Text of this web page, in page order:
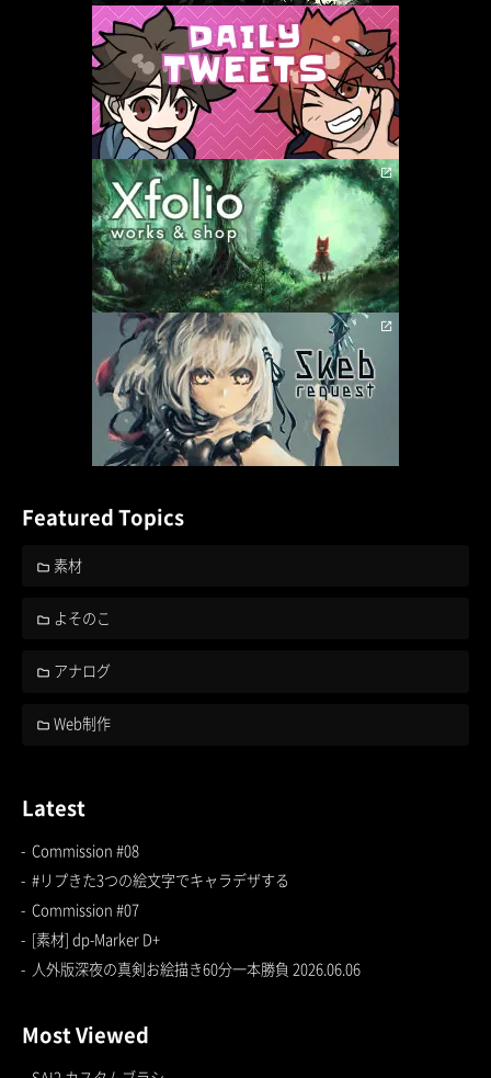
Featured Topics
素材
よそのこ
アナログ
Web制作
Latest
Commission #08
#リプきた3つの絵文字でキャラデザする
Commission #07
[素材] dp-Marker D+
人外版深夜の真剣お絵描き60分一本勝負 2026.06.06
Most Viewed